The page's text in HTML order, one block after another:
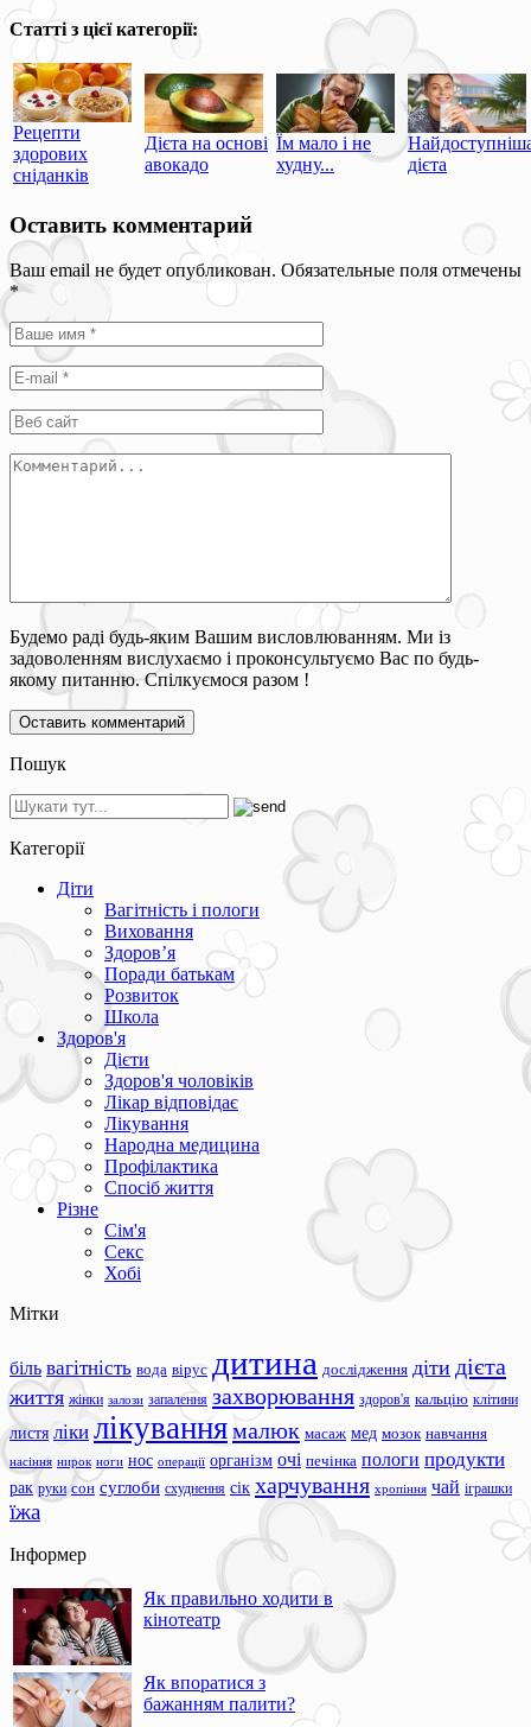
Статті з цієї категорії:
Рецепти
здорових
сніданків
Дієта на основі
авокадо
Їм мало і не
худну...
дієта
Оставить комментарий
Ваш email не будет опубликован. Обязательные поля отмечены
*
Будемо раді будь-яким Вашим висловлюванням. Ми із
задоволенням вислухаємо і проконсультуємо Вас по будь-
якому питанню. Спілкуємося разом !
Пошук
Категорії
Діти
Вагітність і пологи
Виховання
Здоров’я
Поради батькам
Розвиток
Школа
Здоров'я
Дієти
Здоров'я чоловіків
Лікар відповідає
Лікування
Народна медицина
Профілактика
Спосіб життя
Різне
Сім'я
Секс
Хобі
Мітки
біль вагітність вода вірус дитина дослідження діти дієта
життя жінки залози запалення захворювання здоров'я кальцію клітини
листя ліки лікуваннямалюк масаж мед мозок навчання
насіння нирок ноги нос операції організм очі печінка пологи продукти
рак руки сон суглоби схуднення сік харчування хропіння чай іграшки
їжа
Інформер
Як правильно ходити в
кінотеатр
Як впоратися з
бажанням палити?